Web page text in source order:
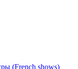
(French shows)